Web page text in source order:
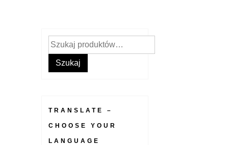
Szukaj:
Szukaj
TRANSLATE –
CHOOSE YOUR
LANGUAGE